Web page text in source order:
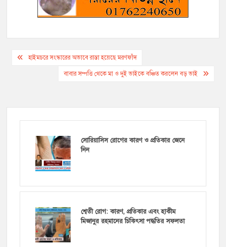
Post
navigation
হাইমচরে সংস্কারের অভাবে রাস্তা হয়েছে মরণফাঁদ
বাবার সম্পত্তি থেকে মা ও দুই ভাইকে বঞ্চিত করলেন বড় ভাই
সোরিয়াসিস রোগের কারণ ও প্রতিকার জেনে
নিন
শ্বেতী রোগ: কারণ, প্রতিকার এবং হাকীম
মিজানুর রহমানের চিকিৎসা পদ্ধতির সফলতা